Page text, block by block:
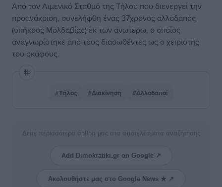
Από τον Λιμενικό Σταθμό της Τήλου που διενεργεί την
προανάκριση, συνελήφθη ένας 37χρονος αλλοδαπός
(υπήκοος Μολδαβίας) εκ των ανωτέρω, ο οποίος
αναγνωρίστηκε από τους διασωθέντες ως ο χειριστής
του σκάφους.
#Τήλος #Διακίνηση #Αλλοδαποί
Δείτε περισσότερα άρθρα μας στα αποτελέσματα αναζήτησης
Add Dimokratiki.gr on Google ↗
Ακολουθήστε μας στο Google News ★ ↗